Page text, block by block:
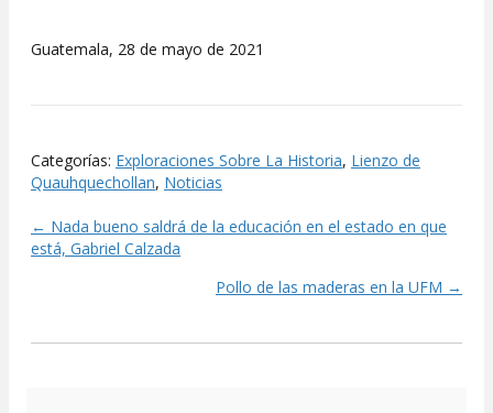
Guatemala, 28 de mayo de 2021
Categorías: Exploraciones Sobre La Historia, Lienzo de
Quauhquechollan, Noticias
Posts
navigation
← Nada bueno saldrá de la educación en el estado en que
está, Gabriel Calzada
Pollo de las maderas en la UFM →